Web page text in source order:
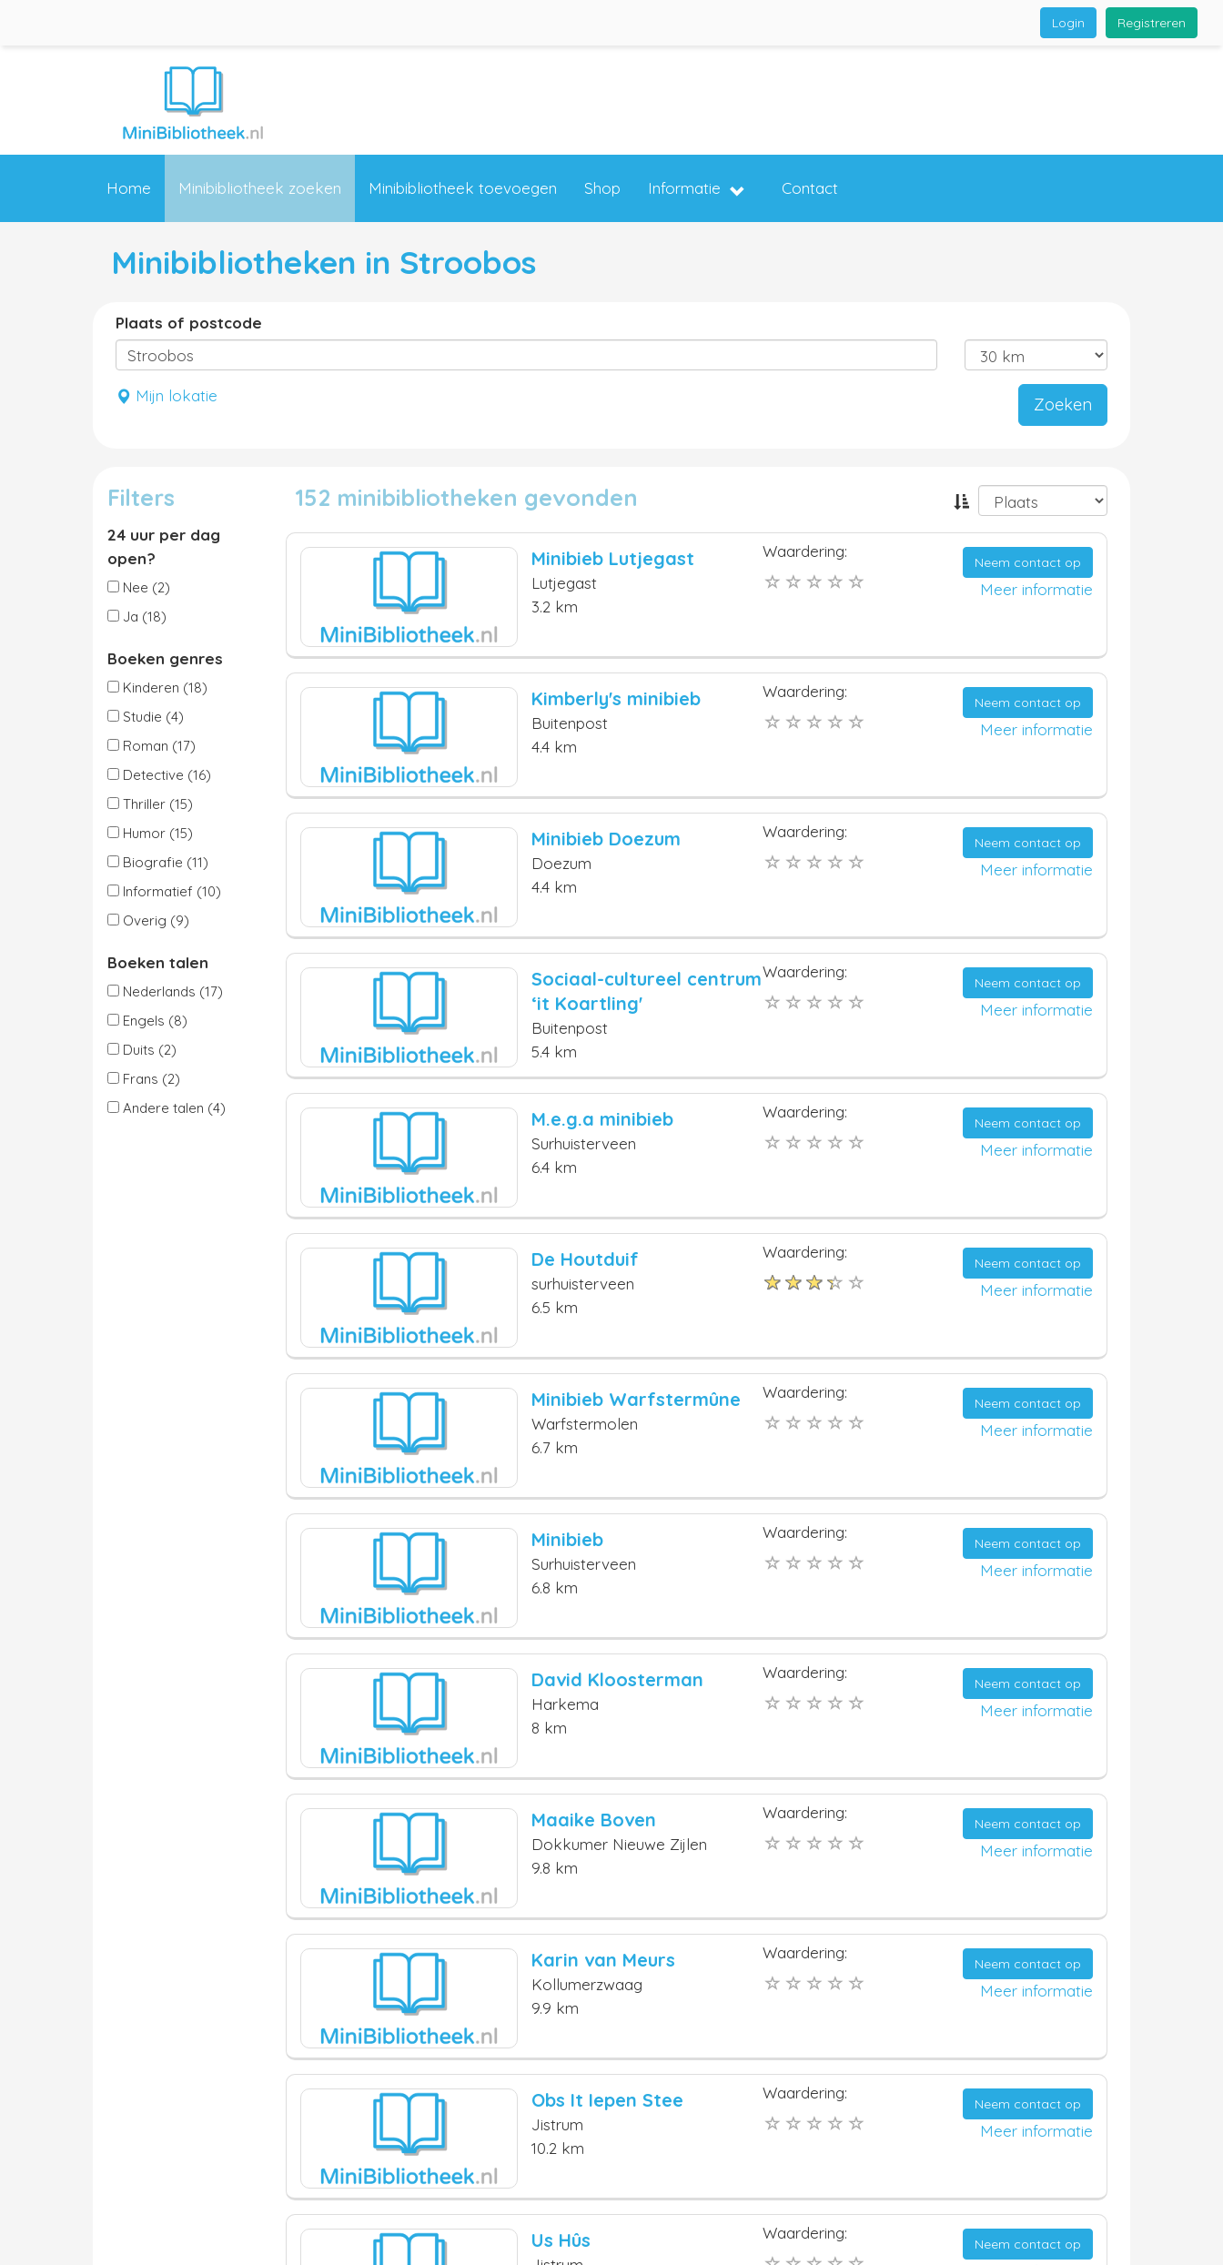
Registreren
Login
Home Minibibliotheek zoeken Minibibliotheek toevoegen Shop Informatie Contact
Minibibliotheken in Stroobos
Plaats of postcode
Mijn lokatie Zoeken
Filters
24 uur per dag
open?
Nee (2)
Ja (18)
Boeken genres
Kinderen (18)
Studie (4)
Roman (17)
Detective (16)
Thriller (15)
Humor (15)
Biografie (11)
Informatief (10)
Overig (9)
Boeken talen
Nederlands (17)
Engels (8)
Duits (2)
Frans (2)
Andere talen (4)
152 minibibliotheken gevonden
Minibieb Lutjegast
Lutjegast
3.2 km
Waardering:
Neem contact op
Meer informatie
Kimberly's minibieb
Buitenpost
4.4 km
Waardering:
Neem contact op
Meer informatie
Minibieb Doezum
Doezum
4.4 km
Waardering:
Neem contact op
Meer informatie
Sociaal-cultureel centrum
‘it Koartling'
Buitenpost
5.4 km
Waardering:
Neem contact op
Meer informatie
M.e.g.a minibieb
Surhuisterveen
6.4 km
Waardering:
Neem contact op
Meer informatie
De Houtduif
surhuisterveen
6.5 km
Waardering:
Neem contact op
Meer informatie
Minibieb Warfstermûne
Warfstermolen
6.7 km
Waardering:
Neem contact op
Meer informatie
Minibieb
Surhuisterveen
6.8 km
Waardering:
Neem contact op
Meer informatie
David Kloosterman
Harkema
8 km
Waardering:
Neem contact op
Meer informatie
Maaike Boven
Dokkumer Nieuwe Zijlen
9.8 km
Waardering:
Neem contact op
Meer informatie
Karin van Meurs
Kollumerzwaag
9.9 km
Waardering:
Neem contact op
Meer informatie
Obs It Iepen Stee
Jistrum
10.2 km
Waardering:
Neem contact op
Meer informatie
Us Hûs Waardering:
Neem contact op